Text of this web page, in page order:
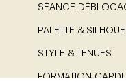
SÉANCE
PALETTE &
STYLE & TENUES
FORMATION